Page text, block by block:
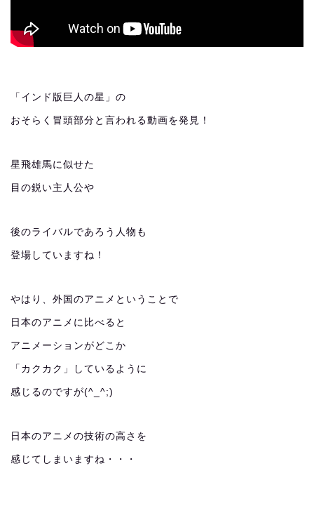
「インド版巨人の星」の
おそらく冒頭部分と言われる動画を発見！
星飛雄馬に似せた
目の鋭い主人公や
後のライバルであろう人物も
登場していますね！
やはり、外国のアニメということで
日本のアニメに比べると
アニメーションがどこか
「カクカク」しているように
感じるのですが(^_^;)
日本のアニメの技術の高さを
感じてしまいますね・・・